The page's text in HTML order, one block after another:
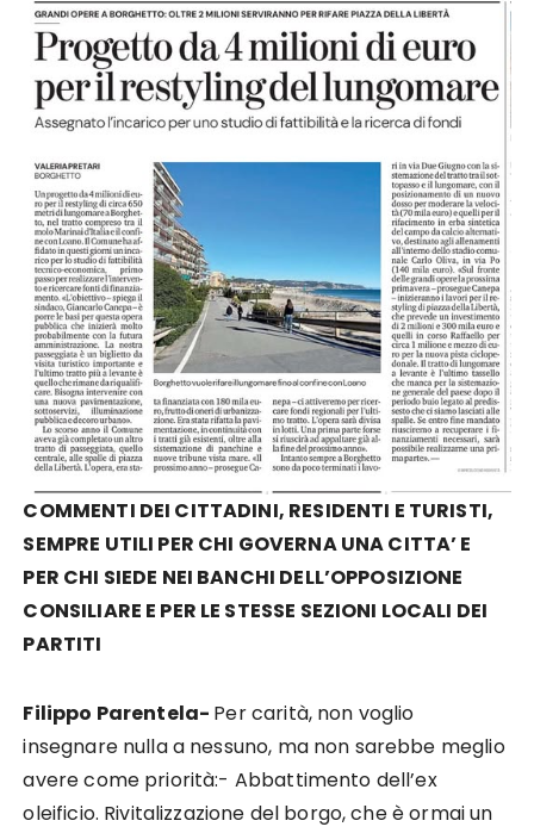
COMMENTI DEI CITTADINI, RESIDENTI E TURISTI,
SEMPRE UTILI PER CHI GOVERNA UNA CITTA’ E
PER CHI SIEDE NEI BANCHI DELL’OPPOSIZIONE
CONSILIARE E PER LE STESSE SEZIONI LOCALI DEI
PARTITI
Filippo Parentela- Per carità, non voglio
insegnare nulla a nessuno, ma non sarebbe meglio
avere come priorità:- Abbattimento dell’ex
oleificio. Rivitalizzazione del borgo, che è ormai un